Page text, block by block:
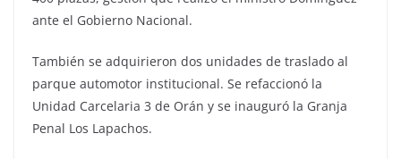
ante el Gobierno Nacional.
También se adquirieron dos unidades de traslado al
parque automotor institucional. Se refaccionó la
Unidad Carcelaria 3 de Orán y se inauguró la Granja
Penal Los Lapachos.